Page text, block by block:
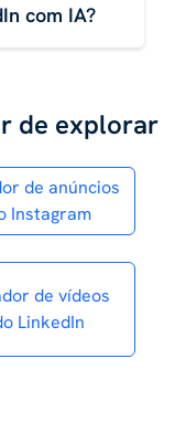
com IA?
de explorar
de anúncios
Instagram
de vídeos
LinkedIn